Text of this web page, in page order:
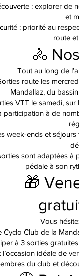
: explorer de
et
: priorité au
route
🚴
Tout au long de
route les
Mandallaz, du
VTT le samedi,
participation à de
week-ends et
sont adaptées à
pédale à son
🎁
Vous
Cyclo Club de la
à 3 sorties
l’occasion idéale de
du club et